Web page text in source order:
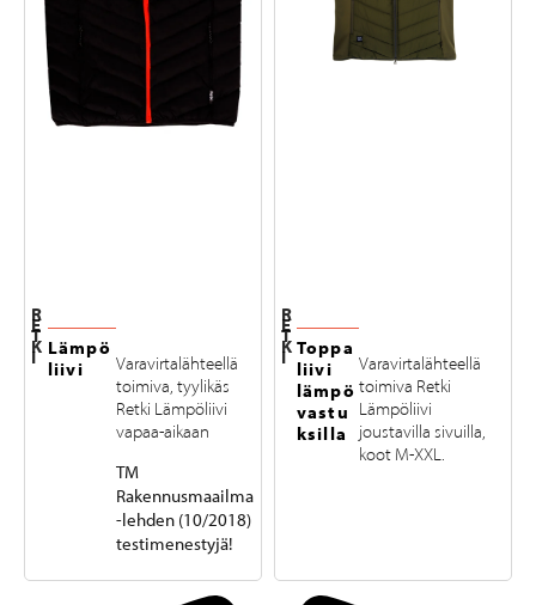
R
E
T
K
I Lämpö
liivi
Varavirtalähteellä
toimiva, tyylikäs
Retki Lämpöliivi
vapaa-aikaan
TM
Rakennusmaailma
-lehden (10/2018)
testimenestyjä!
R
E
T
K
I Toppa
liivi
lämpö
vastu
ksilla
Varavirtalähteellä
toimiva Retki
Lämpöliivi
joustavilla sivuilla,
koot M-XXL.